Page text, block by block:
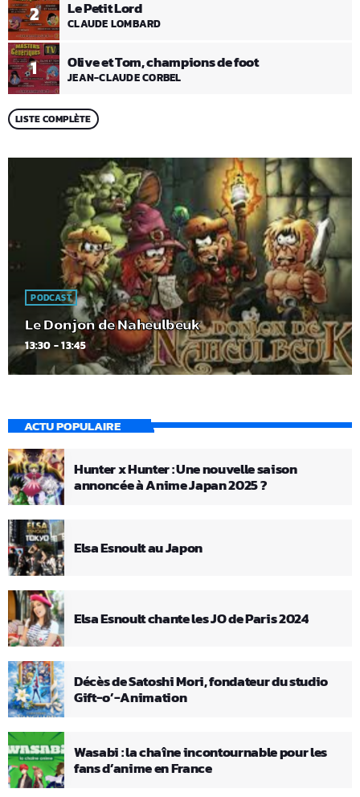
1 Olive et Tom, champions de foot
JEAN-CLAUDE CORBEL
2 Le Petit Lord
CLAUDE LOMBARD
LISTE COMPLÈTE
PODCAST
Le Donjon de Naheulbeuk
13:30 - 13:45
ACTU POPULAIRE
Hunter x Hunter : Une nouvelle saison
annoncée à Anime Japan 2025 ?
Elsa Esnoult au Japon
Elsa Esnoult chante les JO de Paris 2024
Décès de Satoshi Mori, fondateur du studio
Gift-o’-Animation
Wasabi : la chaîne incontournable pour les
fans d’anime en France